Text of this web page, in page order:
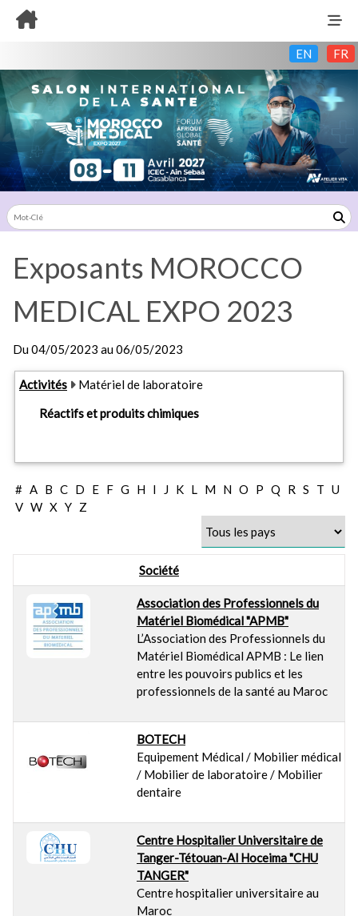
EN FR
Exposants MOROCCO
MEDICAL EXPO 2023
Du04/05/2023 au06/05/2023
Activités
Matériel de laboratoire
Réactifs et produits chimiques
# A B C D E F G H I J K L M N O P Q R S T U
V W X Y Z
Société
Association des Professionnels du
Matériel Biomédical "APMB"
L’Association des Professionnels du
Matériel Biomédical APMB : Le lien
entre les pouvoirs publics et les
professionnels de la santé au Maroc
BOTECH
Equipement Médical / Mobilier médical
/ Mobilier de laboratoire / Mobilier
dentaire
Centre Hospitalier Universitaire de
Tanger-Tétouan-Al Hoceima "CHU
TANGER"
Centre hospitalier universitaire au
Maroc